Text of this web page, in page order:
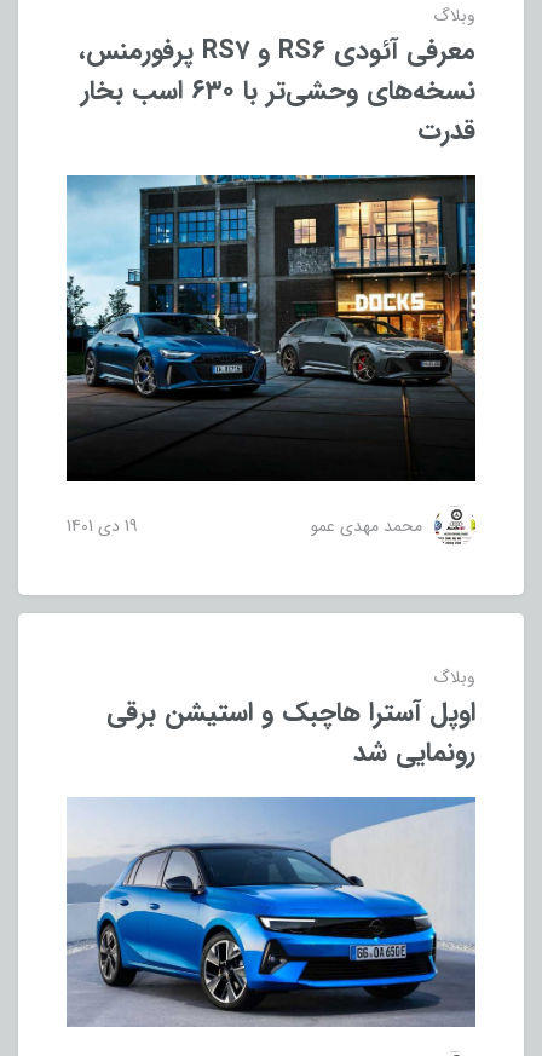
وبلاگ
معرفی آئودی RS6 و RS7 پرفورمنس،
نسخه‌های وحشی‌تر با ۶۳۰ اسب بخار
قدرت
محمد مهدی عمو 19 دی 1401
وبلاگ
اوپل آسترا هاچبک و استیشن برقی
رونمایی شد